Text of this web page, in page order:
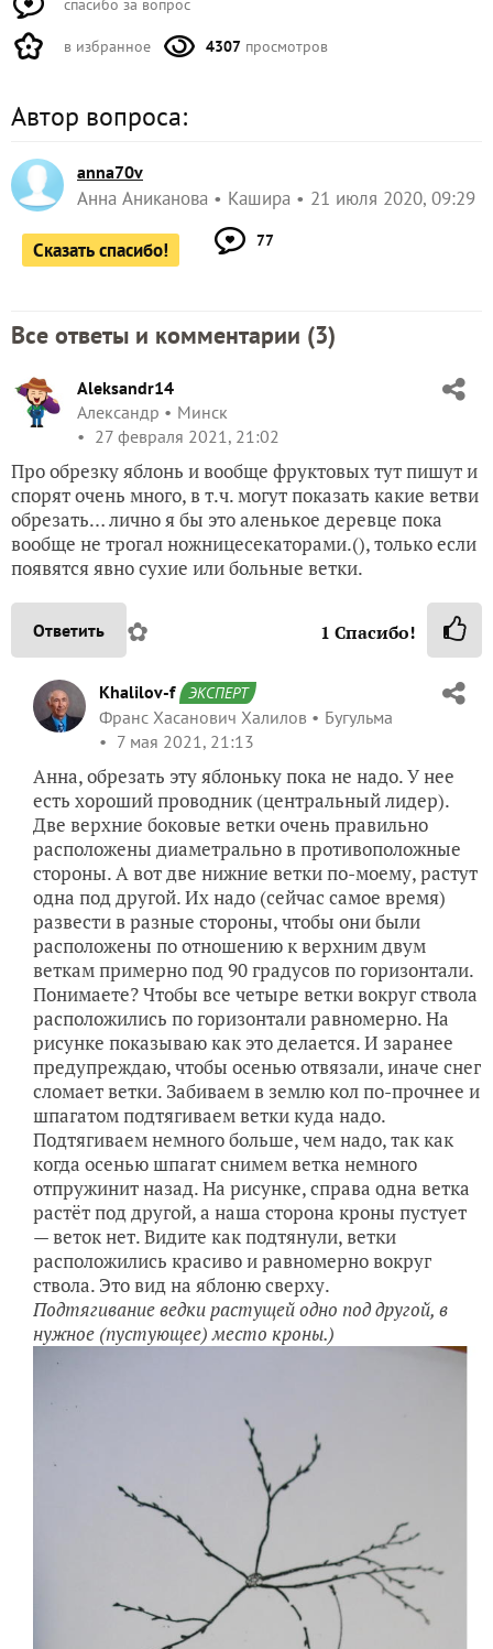
спасибо за вопрос
в избранное 4307 просмотров
Автор вопроса:
anna70v
Анна Аниканова Кашира 21 июля 2020, 09:29
Сказать спасибо! 77
Все ответы и комментарии (3)
Aleksandr14
Александр
Минск
27 февраля 2021, 21:02
Про обрезку яблонь и вообще фруктовых тут пишут и
спорят очень много, в т.ч. могут показать какие ветви
обрезать… лично я бы это аленькое деревце пока
вообще не трогал ножницесекаторами.(), только если
появятся явно сухие или больные ветки.
Ответить ✿ 1 Спасибо!
Khalilov-f ЭКСПЕРТ
Франс Хасанович Халилов
Бугульма
7 мая 2021, 21:13
Анна, обрезать эту яблоньку пока не надо. У нее
есть хороший проводник (центральный лидер).
Две верхние боковые ветки очень правильно
расположены диаметрально в противоположные
стороны. А вот две нижние ветки по-моему, растут
одна под другой. Их надо (сейчас самое время)
развести в разные стороны, чтобы они были
расположены по отношению к верхним двум
веткам примерно под 90 градусов по горизонтали.
Понимаете? Чтобы все четыре ветки вокруг ствола
расположились по горизонтали равномерно. На
рисунке показываю как это делается. И заранее
предупреждаю, чтобы осенью отвязали, иначе снег
сломает ветки. Забиваем в землю кол по-прочнее и
шпагатом подтягиваем ветки куда надо.
Подтягиваем немного больше, чем надо, так как
когда осенью шпагат снимем ветка немного
отпружинит назад. На рисунке, справа одна ветка
растёт под другой, а наша сторона кроны пустует
— веток нет. Видите как подтянули, ветки
расположились красиво и равномерно вокруг
ствола. Это вид на яблоню сверху.
Подтягивание ведки растущей одно под другой, в
нужное (пустующее) место кроны.)